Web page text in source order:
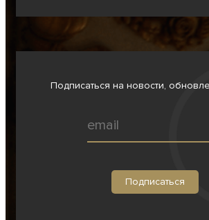
Подписаться на новости,